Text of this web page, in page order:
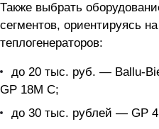
Также выбрать
сегментов, ориентируясь
теплогенераторов:
до 20 тыс. руб. — Ballu-
GP 18M C;
до 30 тыс. рублей — GP